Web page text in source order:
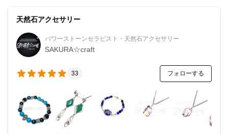
天然石アクセサリー
パワーストーンセラピスト・天然石アクセサリー
SAKURA☆craft
33 フォローする